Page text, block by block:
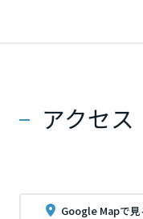
アクセス
Google Mapで見
宮崎県